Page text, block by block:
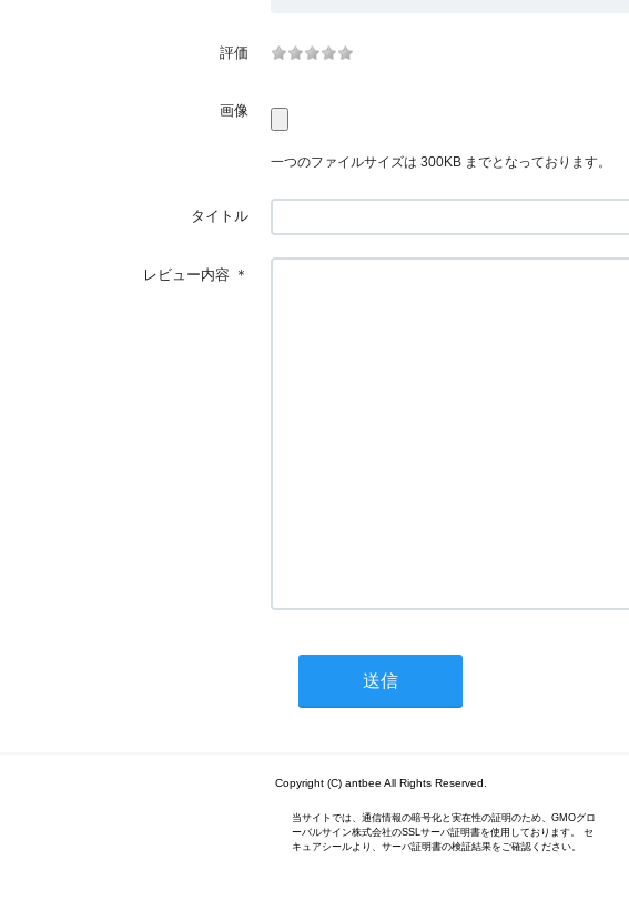
評価
画像
一つのファイルサイズは 300KB までとなっております。
タイトル
レビュー内容 ＊
Copyright (C) antbee All Rights Reserved.
当サイトでは、通信情報の暗号化と実在性の証明のため、GMOグロ
ーバルサイン株式会社のSSLサーバ証明書を使用しております。 セ
キュアシールより、サーバ証明書の検証結果をご確認ください。